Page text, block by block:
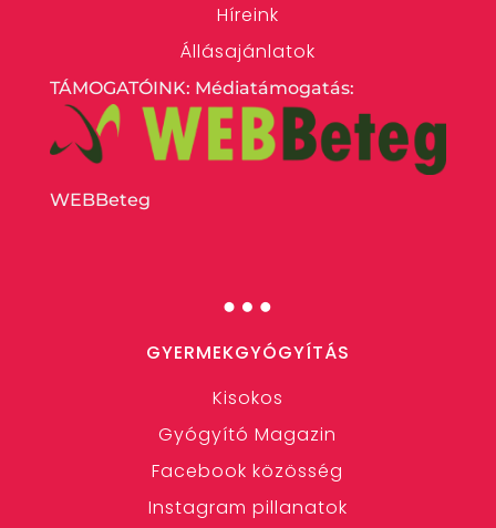
Híreink
Állásajánlatok
TÁMOGATÓINK: Médiatámogatás:
WEBBeteg
…
GYERMEKGYÓGYÍTÁS
Kisokos
Gyógyító Magazin
Facebook közösség
Instagram pillanatok